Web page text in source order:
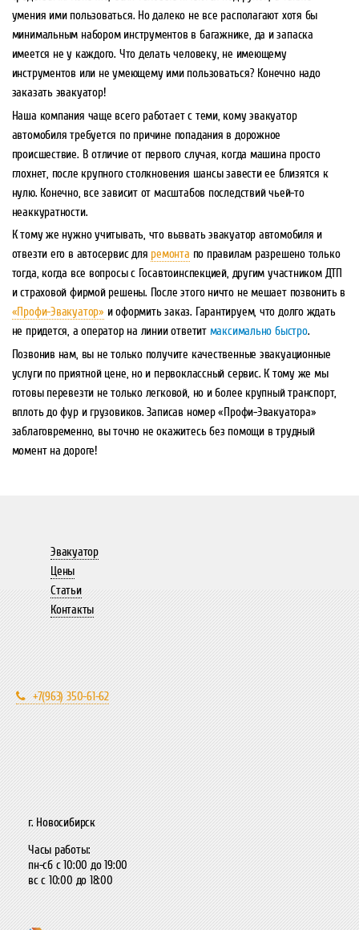
умения ими пользоваться. Но далеко не все располагают хотя бы
минимальным набором инструментов в багажнике, да и запаска
имеется не у каждого. Что делать человеку, не имеющему
инструментов или не умеющему ими пользоваться? Конечно надо
заказать эвакуатор!
Наша компания чаще всего работает с теми, кому эвакуатор
автомобиля требуется по причине попадания в дорожное
происшествие. В отличие от первого случая, когда машина просто
глохнет, после крупного столкновения шансы завести ее близятся к
нулю. Конечно, все зависит от масштабов последствий чьей-то
неаккуратности.
К тому же нужно учитывать, что вызвать эвакуатор автомобиля и
отвезти его в автосервис для ремонта по правилам разрешено только
тогда, когда все вопросы с Госавтоинспекцией, другим участником ДТП
и страховой фирмой решены. После этого ничто не мешает позвонить в
«Профи-Эвакуатор» и оформить заказ. Гарантируем, что долго ждать
не придется, а оператор на линии ответит максимально быстро.
Позвонив нам, вы не только получите качественные эвакуационные
услуги по приятной цене, но и первоклассный сервис. К тому же мы
готовы перевезти не только легковой, но и более крупный транспорт,
вплоть до фур и грузовиков. Записав номер «Профи-Эвакуатора»
заблаговременно, вы точно не окажитесь без помощи в трудный
момент на дороге!
Эвакуатор
Цены
Статьи
Контакты
+7(963) 350-61-62
г. Новосибирск
Часы работы:
пн-сб с 10:00 до 19:00
вс с 10:00 до 18:00